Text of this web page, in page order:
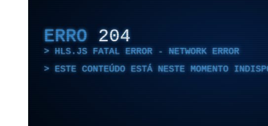
ERRO 204
HLS.JS FATAL ERROR - NETWORK ERROR
ESTE CONTEÚDO ESTÁ NESTE MOMENTO